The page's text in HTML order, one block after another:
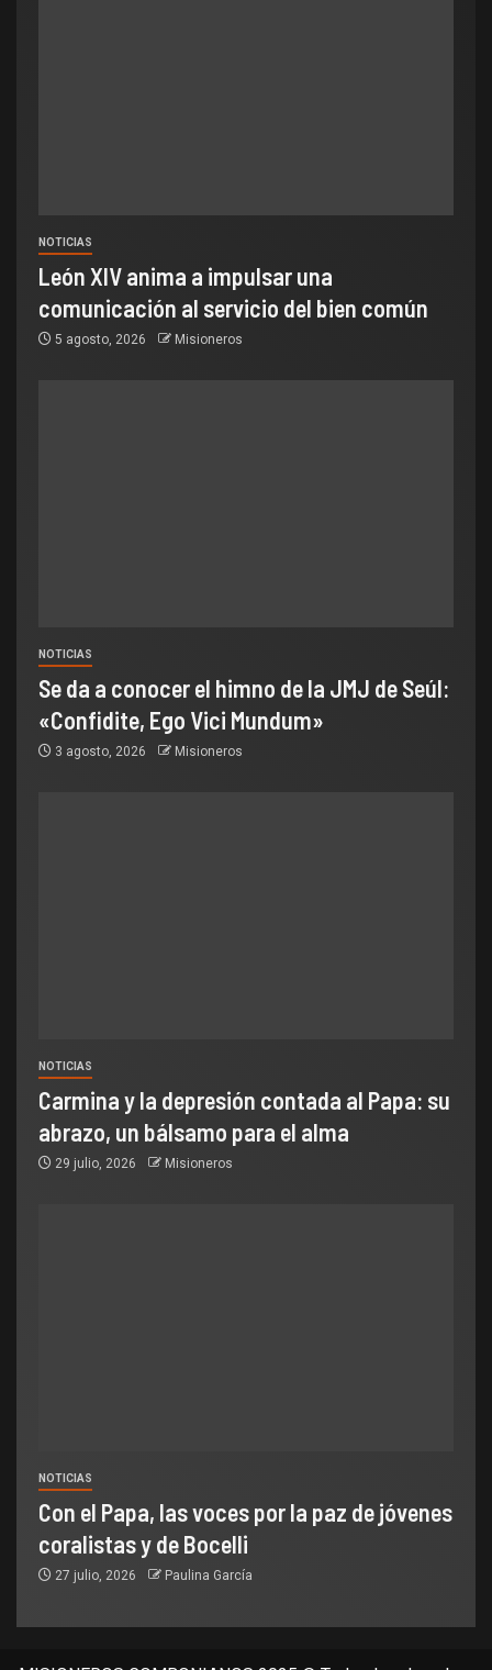
NOTICIAS
León XIV anima a impulsar una
comunicación al servicio del bien común
5 agosto, 2026 Misioneros
NOTICIAS
Se da a conocer el himno de la JMJ de Seúl:
«Confidite, Ego Vici Mundum»
3 agosto, 2026 Misioneros
NOTICIAS
Carmina y la depresión contada al Papa: su
abrazo, un bálsamo para el alma
29 julio, 2026 Misioneros
NOTICIAS
Con el Papa, las voces por la paz de jóvenes
coralistas y de Bocelli
27 julio, 2026 Paulina García